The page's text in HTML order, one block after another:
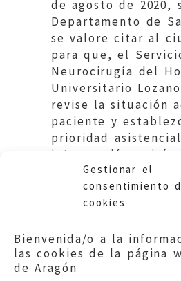
Gestionar el
consentimiento
cookies
Bienvenida/o a la
las cookies de la página
de Aragón
de agosto de 2020,
Departamento de
se valore citar al
para que, el
Neurocirugía del
Universitario
revise la situación
paciente y
prioridad
intervención
tiene pendiente.